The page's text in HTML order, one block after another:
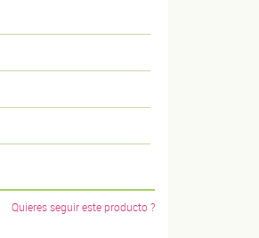
Quieres seguir este producto ?